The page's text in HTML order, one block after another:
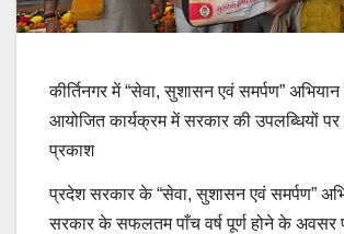
कीर्तिनगर में “सेवा, सुशासन एवं समर्पण”
आयोजित कार्यक्रम में सरकार की उपलब्धियों पर
प्रकाश
प्रदेश सरकार के “सेवा, सुशासन एवं समर्पण”
सरकार के सफलतम पाँच वर्ष पूर्ण होने के अवसर